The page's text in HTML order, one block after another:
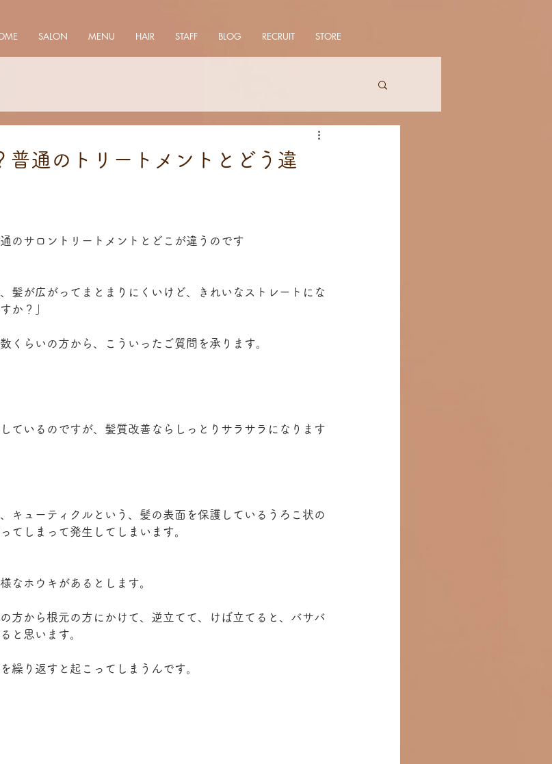
SALON MENU HAIR STAFF BLOG RECRUIT STORE
普通のトリートメントとどう違
のサロントリートメントとどこが違うのです
」
髪が広がってまとまりにくいけど、きれいなストレートにな
か？」
くらいの方から、こういったご質問を承ります。
ているのですが、髪質改善ならしっとりサラサラになります
キューティクルという、髪の表面を保護しているうろこ状の
てしまって発生してしまいます。
なホウキがあるとします。
方から根元の方にかけて、逆立てて、けば立てると、バサバ
と思います。
繰り返すと起こってしまうんです。